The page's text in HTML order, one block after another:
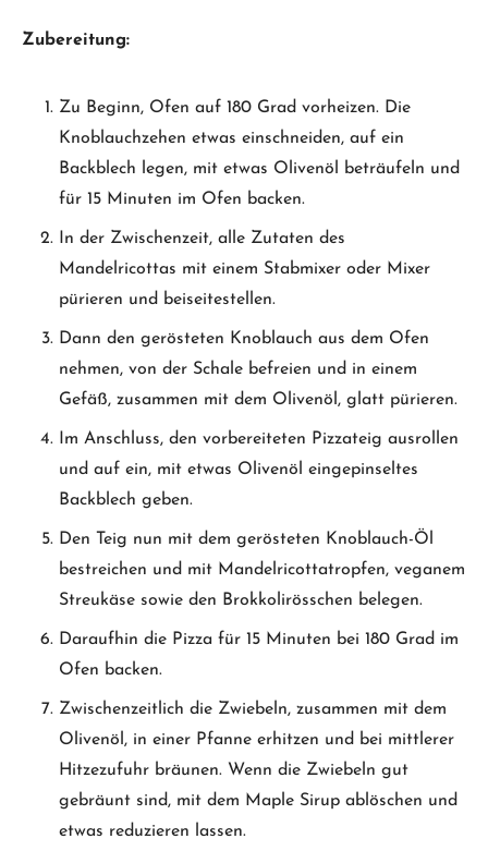
Zubereitung:
Zu Beginn, Ofen auf 180 Grad vorheizen. Die
Knoblauchzehen etwas einschneiden, auf ein
Backblech legen, mit etwas Olivenöl beträufeln und
für 15 Minuten im Ofen backen.
In der Zwischenzeit, alle Zutaten des
Mandelricottas mit einem Stabmixer oder Mixer
pürieren und beiseitestellen.
Dann den gerösteten Knoblauch aus dem Ofen
nehmen, von der Schale befreien und in einem
Gefäß, zusammen mit dem Olivenöl, glatt pürieren.
Im Anschluss, den vorbereiteten Pizzateig ausrollen
und auf ein, mit etwas Olivenöl eingepinseltes
Backblech geben.
Den Teig nun mit dem gerösteten Knoblauch-Öl
bestreichen und mit Mandelricottatropfen, veganem
Streukäse sowie den Brokkolirösschen belegen.
Daraufhin die Pizza für 15 Minuten bei 180 Grad im
Ofen backen.
Zwischenzeitlich die Zwiebeln, zusammen mit dem
Olivenöl, in einer Pfanne erhitzen und bei mittlerer
Hitzezufuhr bräunen. Wenn die Zwiebeln gut
gebräunt sind, mit dem Maple Sirup ablöschen und
etwas reduzieren lassen.